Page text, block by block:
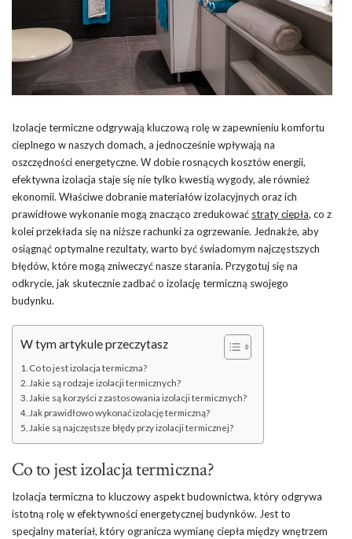
Izolacje termiczne odgrywają kluczową rolę w zapewnieniu komfortu
cieplnego w naszych domach, a jednocześnie wpływają na
oszczędności energetyczne. W dobie rosnących kosztów energii,
efektywna izolacja staje się nie tylko kwestią wygody, ale również
ekonomii. Właściwe dobranie materiałów izolacyjnych oraz ich
prawidłowe wykonanie mogą znacząco zredukować straty ciepła, co z
kolei przekłada się na niższe rachunki za ogrzewanie. Jednakże, aby
osiągnąć optymalne rezultaty, warto być świadomym najczęstszych
błędów, które mogą zniweczyć nasze starania. Przygotuj się na
odkrycie, jak skutecznie zadbać o izolację termiczną swojego
budynku.
W tym artykule przeczytasz
Co to jest izolacja termiczna?
Jakie są rodzaje izolacji termicznych?
Jakie są korzyści z zastosowania izolacji termicznych?
Jak prawidłowo wykonać izolację termiczną?
Jakie są najczęstsze błędy przy izolacji termicznej?
Co to jest izolacja termiczna?
Izolacja termiczna to kluczowy aspekt budownictwa, który odgrywa
istotną rolę w efektywności energetycznej budynków. Jest to
specjalny materiał, który ogranicza wymianę ciepła między wnętrzem